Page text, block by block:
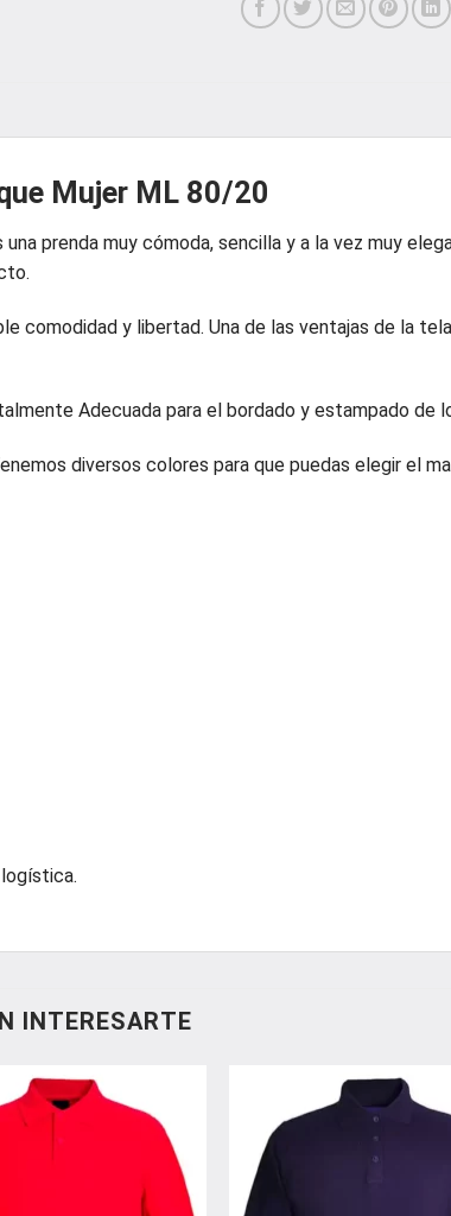
Mujer ML 80/20
prenda muy cómoda, sencilla y a la vez muy
comodidad y libertad. Una de las ventajas de la
Adecuada para el bordado y estampado de
diversos colores para que puedas elegir el
INTERESARTE